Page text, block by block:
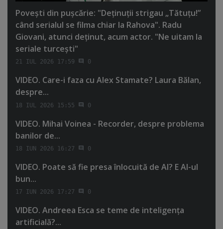
Poveşti din puşcărie: "Deţinuţii strigau „Tătuţu!”
când serialul se filma chiar la Rahova". Radu
Giovani, atunci deţinut, acum actor. "Ne uitam la
seriale turceşti"
21 IUL 2026 17:59 0
VIDEO. Care-i faza cu Alex Stamate? Laura Bălan,
despre...
18 IUL 2026 15:55 0
VIDEO. Mihai Voinea - Recorder, despre problema
banilor de...
18 IUN 2026 16:27 0
VIDEO. Poate să fie presa înlocuită de AI? E AI-ul
bun...
17 IUN 2026 17:27 0
VIDEO. Andreea Esca se teme de inteligenţa
artificială?...